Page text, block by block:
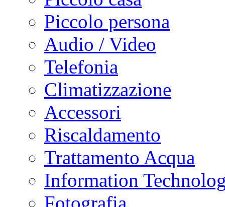
Piccolo persona
Audio / Video
Telefonia
Climatizzazione
Accessori
Riscaldamento
Trattamento Acqua
Information
Fotografia